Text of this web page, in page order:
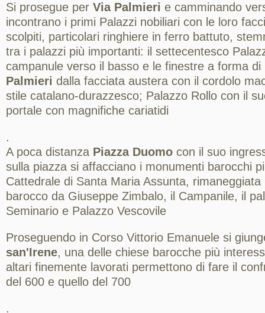
Si prosegue per Via Palmieri e camminando
incontrano i primi Palazzi nobiliari con le loro
scolpiti, particolari ringhiere in ferro battuto,
tra i palazzi più importanti: il settecentesco
campanule verso il basso e le finestre a forma
Palmieri dalla facciata austera con il cordolo
stile catalano-durazzesco; Palazzo Rollo con il
portale con magnifiche cariatidi
.
A poca distanza Piazza Duomo con il suo
sulla piazza si affacciano i monumenti barocchi
Cattedrale di Santa Maria Assunta, rimaneggiata
barocco da Giuseppe Zimbalo, il Campanile, il
Seminario e Palazzo Vescovile
Proseguendo in Corso Vittorio Emanuele si
san'Irene, una delle chiese barocche più
altari finemente lavorati permettono di fare il
del 600 e quello del 700
.